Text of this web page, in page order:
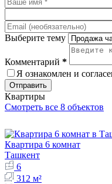
Выберите тему
Комментарий *
Я ознакомлен и
Отправить
Квартиры
Смотреть все 8 объектов
Квартира 6 комнат
Ташкент
6
312 м²